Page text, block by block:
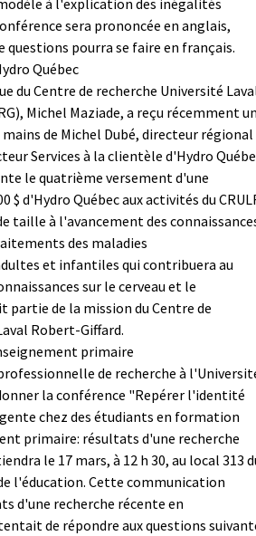
sera prononcée en anglais,
questions pourra se faire en français.
Québec
du Centre de recherche Université
Michel Maziade, a reçu récemment
mains de Michel Dubé, directeur régional
Services à la clientèle d'Hydro
le quatrième versement d'une
$ d'Hydro Québec aux activités du
taille à l'avancement des
des maladies
et infantiles qui contribuera au
sur le cerveau et le
de la mission du Centre de
Robert-Giffard.
primaire
de recherche à
la conférence "Repérer l'identité
chez des étudiants en formation
primaire: résultats d'une recherche
le 17 mars, à 12 h 30, au local 313
l'éducation. Cette communication
d'une recherche récente en
de répondre aux questions